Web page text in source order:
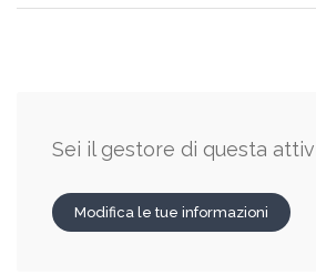
Sei il gestore di questa
Modifica le tue informazioni